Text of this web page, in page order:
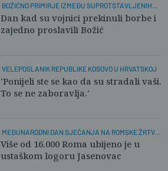
BOŽIĆNO PRIMIRJE IZMEĐU SUPROTSTAVLJENIH
STRANA
Dan kad su vojnici prekinuli borbe i
zajedno proslavili Božić
VELEPOSLANIK REPUBLIKE KOSOVO U HRVATSKOJ
'Ponijeli ste se kao da su stradali vaši.
To se ne zaboravlja.'
MEĐUNARODNI DAN SJEĆANJA NA ROMSKE ŽRTVE
GENOCIDA
Više od 16.000 Roma ubijeno je u
ustaškom logoru Jasenovac